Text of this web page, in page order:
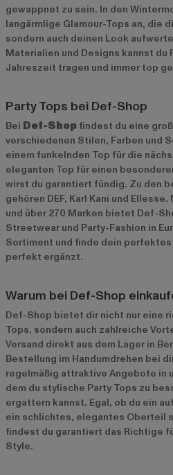
gewappnet zu sein. In den
langärmlige Glamour-Tops an, die
sondern auch deinen Look
Materialien und Designs kannst du
Jahreszeit tragen und immer top
Party Tops bei Def-Shop
Bei Def-Shop findest du eine
verschiedenen Stilen, Farben und
einem funkelnden Top für die
eleganten Top für einen
wirst du garantiert fündig. Zu den
gehören DEF, Karl Kani und Ellesse.
und über 270 Marken bietet Def-
Streetwear und Party-Fashion in
Sortiment und finde dein perfektes
perfekt ergänzt.
Warum bei Def-Shop
Def-Shop bietet dir nicht nur eine
Tops, sondern auch zahlreiche
Versand direkt aus dem Lager in
Bestellung im Handumdrehen bei
regelmäßig attraktive Angebote in
dem du stylische Party Tops zu
ergattern kannst. Egal, ob du ein
ein schlichtes, elegantes Oberteil
findest du garantiert das Richtige
Style.